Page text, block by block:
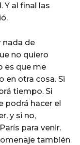
Y al final las
nada de
no quiero
es que me
en otra cosa. Si
tiempo. Si
podrá hacer el
y si no,
para venir.
también